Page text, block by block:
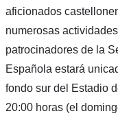
aficionados
numerosas
patrocinadores de la
Española estará
fondo sur del Estadio
20:00 horas (el